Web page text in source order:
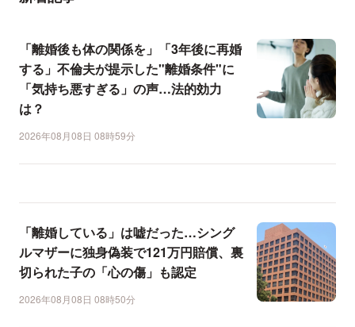
「離婚後も体の関係を」「3年後に再婚
する」不倫夫が提示した"離婚条件"に
「気持ち悪すぎる」の声…法的効力
は？
2026年08月08日 08時59分
「離婚している」は嘘だった…シング
ルマザーに独身偽装で121万円賠償、裏
切られた子の「心の傷」も認定
2026年08月08日 08時50分